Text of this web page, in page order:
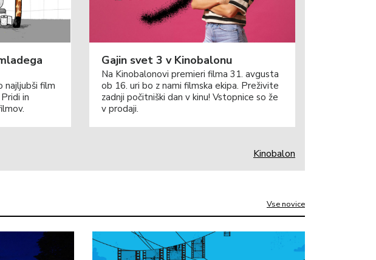
najljubši film
in
Gajin svet 3 v Kinobalonu
Na Kinobalonovi premieri filma 31. avgusta
ob 16. uri bo z nami filmska ekipa. Preživite
zadnji počitniški dan v kinu! Vstopnice so že
v prodaji.
Kinobalon
Vse novice